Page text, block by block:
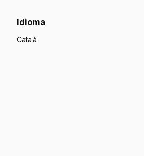
Idioma